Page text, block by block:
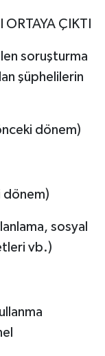
ÇIKTI
soruşturma
şüphelilerin
dönem)
dönem)
sosyal
vb.)